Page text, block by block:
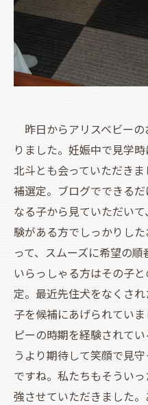
昨日からアリスベビーの
りました。妊娠中で見学
北斗とも会っていただき
補選定。ブログでできる
なる子から見ていただい
験がある方でしっかりし
って、スムーズに希望の
いらっしゃる方はその子
定。最近先住犬をなくさ
子を候補にあげられてい
ピーの時期を経験されて
うより期待して笑顔で見
ですね。私たちもそうい
強させていただきました